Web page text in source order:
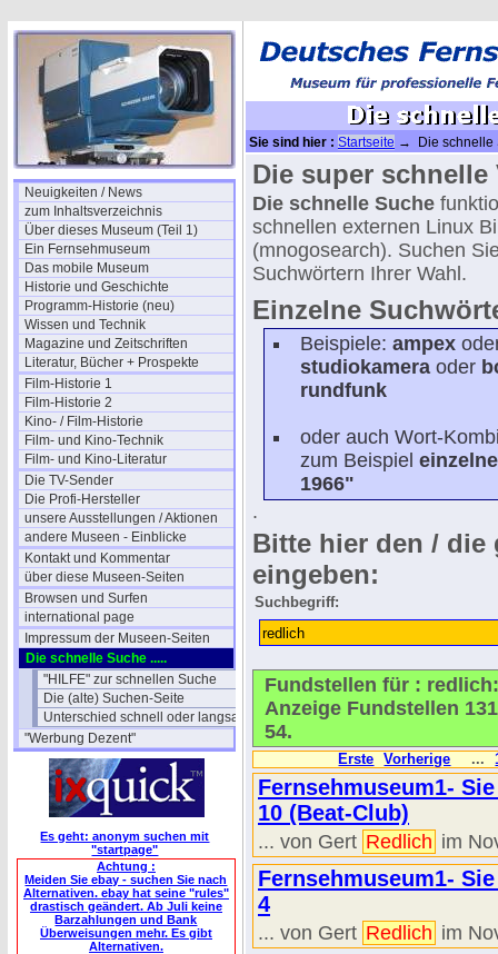
Neuigkeiten / News
zum Inhaltsverzeichnis
Über dieses Museum (Teil 1)
Ein Fernsehmuseum
Das mobile Museum
Historie und Geschichte
Programm-Historie (neu)
Wissen und Technik
Magazine und Zeitschriften
Literatur, Bücher + Prospekte
Film-Historie 1
Film-Historie 2
Kino- / Film-Historie
Film- und Kino-Technik
Film- und Kino-Literatur
Die TV-Sender
Die Profi-Hersteller
unsere Ausstellungen / Aktionen
andere Museen - Einblicke
Kontakt und Kommentar
über diese Museen-Seiten
Browsen und Surfen
international page
Impressum der Museen-Seiten
Die schnelle Suche .....
"HILFE" zur schnellen Suche
Die (alte) Suchen-Seite
Unterschied schnell oder langsam
"Werbung Dezent"
Es geht: anonym suchen mit
"startpage"
Achtung :
Meiden Sie ebay - suchen Sie nach
Alternativen. ebay hat seine "rules"
drastisch geändert. Ab Juli keine
Barzahlungen und Bank
Überweisungen mehr. Es gibt
Alternativen.
Sie sind hier : Startseite → Die schnelle
Die super schnelle
Die schnelle Suche
schnellen externen Linux
(mnogosearch). Suchen
Suchwörtern Ihrer Wahl.
Einzelne
Beispiele: ampex
studiokamera oder
rundfunk
oder auch Wort-
zum Beispiel
1966"
.
Bitte hier den / die
eingeben:
Suchbegriff:
Fundstellen für :
Anzeige Fundstellen
54.
Erste Vorherige ...
Fernsehmuseum1-
10 (Beat-Club)
... von Gert Redlich im
Fernsehmuseum1-
4
... von Gert Redlich im